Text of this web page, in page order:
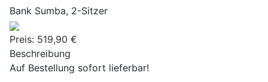
Bank Sumba, 2-Sitzer
Preis: 519,90 €
Beschreibung
Auf Bestellung sofort lieferbar!